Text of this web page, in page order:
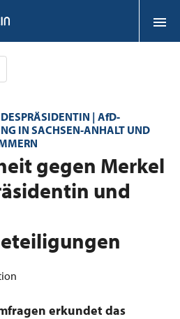
| AfD-
IN SACHSEN-ANHALT UND
gegen Merkel
und
erkundet das